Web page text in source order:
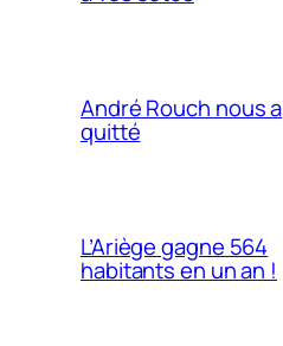
André Rouch nous a
quitté
L’Ariège gagne 564
habitants en un an !